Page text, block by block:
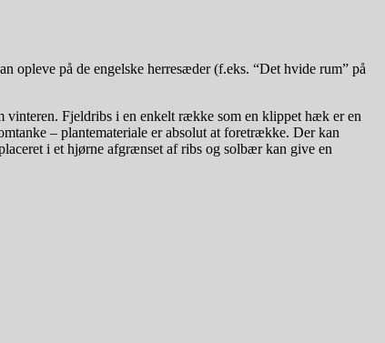
opleve på de engelske herresæder (f.eks. “Det hvide rum” på
vinteren. Fjeldribs i en enkelt række som en klippet hæk er en
– plantemateriale er absolut at foretrække. Der kan
i et hjørne afgrænset af ribs og solbær kan give en